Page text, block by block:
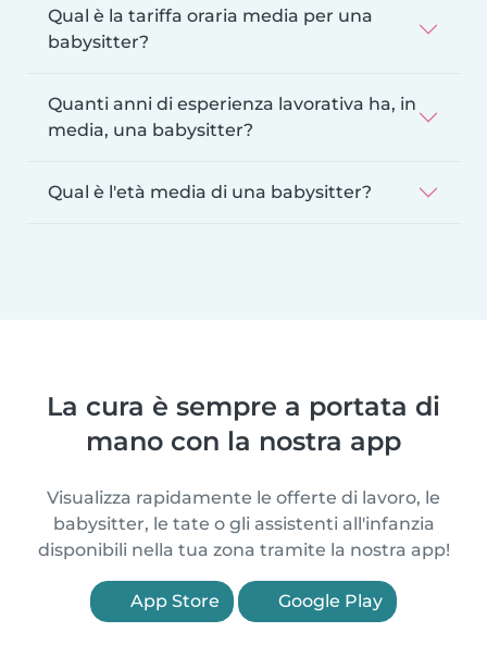
Qual è la tariffa oraria media per una
babysitter?
Quanti anni di esperienza lavorativa ha, in
media, una babysitter?
Qual è l'età media di una babysitter?
La cura è sempre a portata di
mano con la nostra app
Visualizza rapidamente le offerte di lavoro, le
babysitter, le tate o gli assistenti all'infanzia
disponibili nella tua zona tramite la nostra app!
App Store Google Play